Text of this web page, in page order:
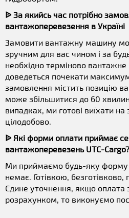
ᐉ За якийсь час потрібно
вантажоперевезення в Україні
Замовити вантажну машину
зручним для вас чином і за
необхідно терміново
доведеться почекати
замовлення містить позицію
може збільшитися до 60
випадках, ми готові виїхати
цілодобово.
ᐉ Які форми оплати приймає
вантажоперевезень UTC-Cargo?
Ми приймаємо будь-яку форму
немає. Готівкою,
Єдине уточнення, якщо оплата
розрахунком, то виконуємо